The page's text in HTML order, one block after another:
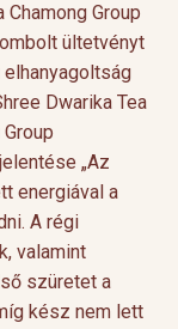
Group
ültetvényt
Dwarika Tea
„Az
energiával a
A régi
valamint
szüretet a
kész nem lett